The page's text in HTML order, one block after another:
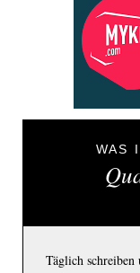
WAS
Täglich schreiben